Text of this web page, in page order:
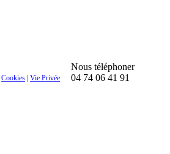
Nous téléphoner
04 74 06 41 91
Cookies | Vie Privée